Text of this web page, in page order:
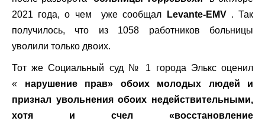
2021 года, о чем уже сообщал
Levante-EMV. Так
получилось, что из 1058 работников больницы
уволили только двоих.
Тот же Социальный суд № 1 города Элькс оценил
« нарушение прав» обоих молодых людей и
признал увольнения обоих недействительными,
хотя и счел «восстановление